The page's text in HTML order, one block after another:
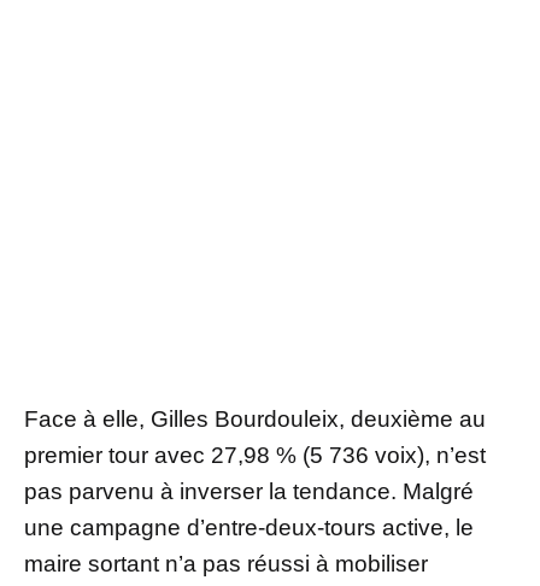
Face à elle, Gilles Bourdouleix, deuxième au
premier tour avec 27,98 % (5 736 voix), n’est
pas parvenu à inverser la tendance. Malgré
une campagne d’entre-deux-tours active, le
maire sortant n’a pas réussi à mobiliser